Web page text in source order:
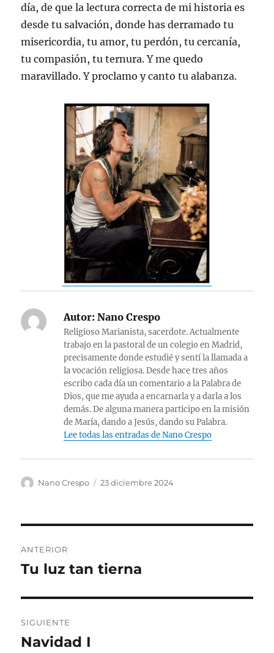
día, de que la lectura correcta de mi historia es
desde tu salvación, donde has derramado tu
misericordia, tu amor, tu perdón, tu cercanía,
tu compasión, tu ternura. Y me quedo
maravillado. Y proclamo y canto tu alabanza.
Autor: Nano Crespo
Religioso Marianista, sacerdote. Actualmente
trabajo en la pastoral de un colegio en Madrid,
precisamente donde estudié y sentí la llamada a
la vocación religiosa. Desde hace tres años
escribo cada día un comentario a la Palabra de
Dios, que me ayuda a encarnarla y a darla a los
demás. De alguna manera participo en la misión
de María, dando a Jesús, dando su Palabra.
Lee todas las entradas de Nano Crespo
Autor
Nano Crespo
Publicado
23 diciembre 2024
de
ANTERIOR
Entrada
Tu luz tan tierna
SIGUIENTE
Entrada
Navidad I